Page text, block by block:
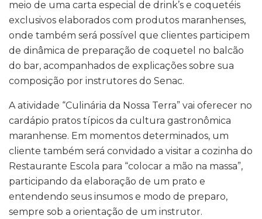
meio de uma carta especial de drink’s e coquetéis
exclusivos elaborados com produtos maranhenses,
onde também será possível que clientes participem
de dinâmica de preparação de coquetel no balcão
do bar, acompanhados de explicações sobre sua
composição por instrutores do Senac.
A atividade “Culinária da Nossa Terra” vai oferecer no
cardápio pratos típicos da cultura gastronômica
maranhense. Em momentos determinados, um
cliente também será convidado a visitar a cozinha do
Restaurante Escola para “colocar a mão na massa”,
participando da elaboração de um prato e
entendendo seus insumos e modo de preparo,
sempre sob a orientação de um instrutor.